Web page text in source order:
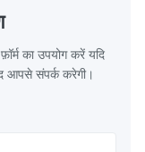
का उपयोग करें यदि
आपसे संपर्क करेगी।